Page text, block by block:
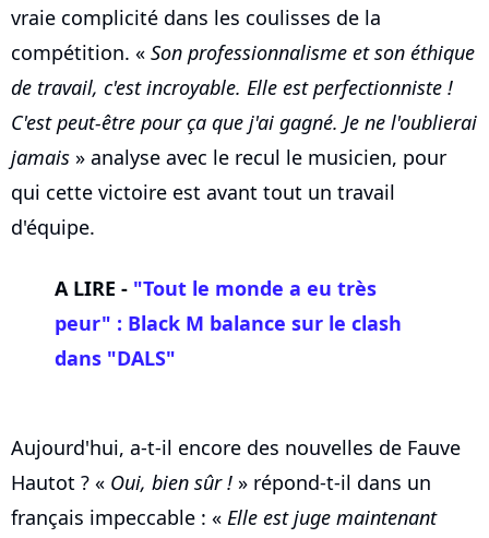
vraie complicité dans les coulisses de la
compétition. « Son professionnalisme et son éthique
de travail, c'est incroyable. Elle est perfectionniste !
C'est peut-être pour ça que j'ai gagné. Je ne l'oublierai
jamais » analyse avec le recul le musicien, pour
qui cette victoire est avant tout un travail
d'équipe.
A LIRE - "Tout le monde a eu très
peur" : Black M balance sur le clash
dans "DALS"
Aujourd'hui, a-t-il encore des nouvelles de Fauve
Hautot ? « Oui, bien sûr ! » répond-t-il dans un
français impeccable : « Elle est juge maintenant